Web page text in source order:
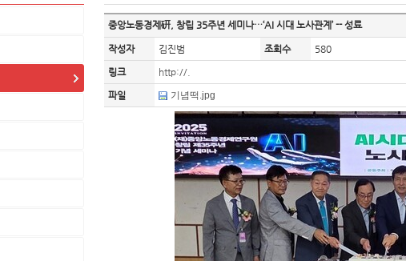
중앙노동경제硏, 창립 35주년 세미나…‘AI 시대 노사관계’ -- 성료
작성자 김진범 조회수 580
링크 http://.
파일 기념떡.jpg